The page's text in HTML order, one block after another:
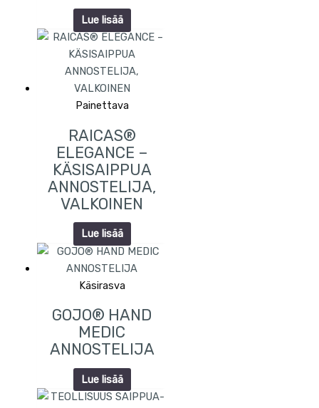
Lue lisää
Painettava
RAICAS®
ELEGANCE –
KÄSISAIPPUA
ANNOSTELIJA,
VALKOINEN
Lue lisää
Käsirasva
GOJO® HAND
MEDIC
ANNOSTELIJA
Lue lisää